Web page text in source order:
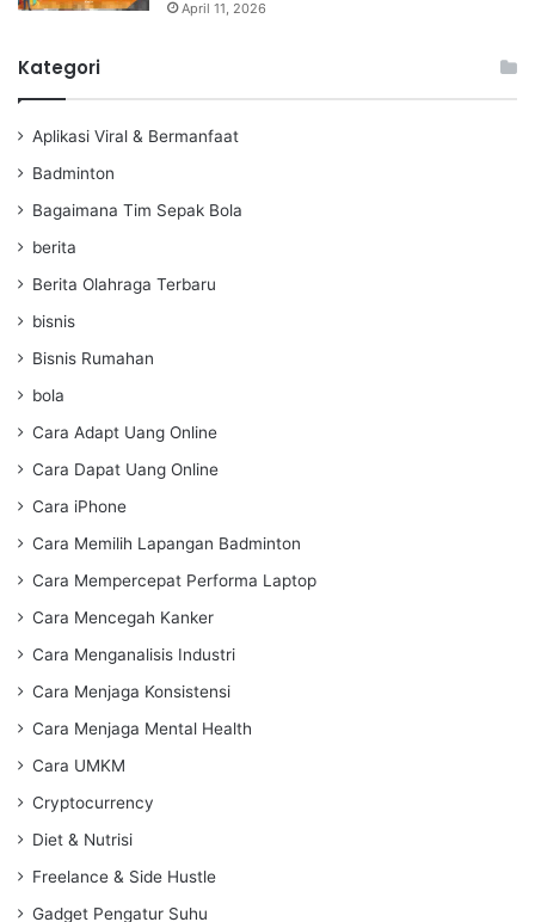
April 11, 2026
Kategori
Aplikasi Viral & Bermanfaat
Badminton
Bagaimana Tim Sepak Bola
berita
Berita Olahraga Terbaru
bisnis
Bisnis Rumahan
bola
Cara Adapt Uang Online
Cara Dapat Uang Online
Cara iPhone
Cara Memilih Lapangan Badminton
Cara Mempercepat Performa Laptop
Cara Mencegah Kanker
Cara Menganalisis Industri
Cara Menjaga Konsistensi
Cara Menjaga Mental Health
Cara UMKM
Cryptocurrency
Diet & Nutrisi
Freelance & Side Hustle
Gadget Pengatur Suhu